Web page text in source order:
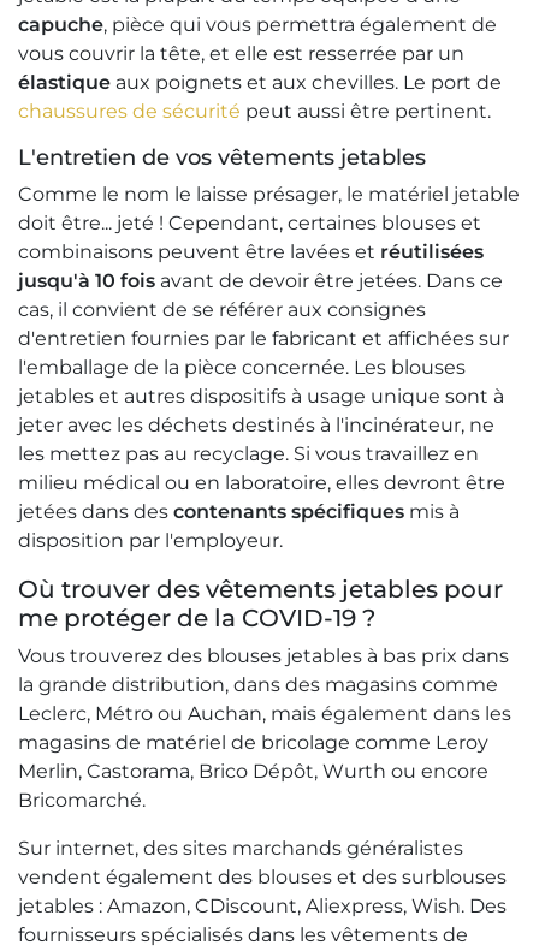
capuche, pièce qui vous permettra également de
vous couvrir la tête, et elle est resserrée par un
élastique aux poignets et aux chevilles. Le port de
chaussures de sécurité peut aussi être pertinent.
L'entretien de vos vêtements jetables
Comme le nom le laisse présager, le matériel jetable
doit être... jeté ! Cependant, certaines blouses et
combinaisons peuvent être lavées et réutilisées
jusqu'à 10 fois avant de devoir être jetées. Dans ce
cas, il convient de se référer aux consignes
d'entretien fournies par le fabricant et affichées sur
l'emballage de la pièce concernée. Les blouses
jetables et autres dispositifs à usage unique sont à
jeter avec les déchets destinés à l'incinérateur, ne
les mettez pas au recyclage. Si vous travaillez en
milieu médical ou en laboratoire, elles devront être
jetées dans des contenants spécifiques mis à
disposition par l'employeur.
Où trouver des vêtements jetables pour
me protéger de la COVID-19 ?
Vous trouverez des blouses jetables à bas prix dans
la grande distribution, dans des magasins comme
Leclerc, Métro ou Auchan, mais également dans les
magasins de matériel de bricolage comme Leroy
Merlin, Castorama, Brico Dépôt, Wurth ou encore
Bricomarché.
Sur internet, des sites marchands généralistes
vendent également des blouses et des surblouses
jetables : Amazon, CDiscount, Aliexpress, Wish. Des
fournisseurs spécialisés dans les vêtements de